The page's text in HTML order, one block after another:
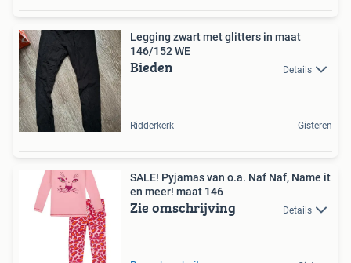
Legging zwart met glitters in maat
146/152 WE
Bieden Details
Ridderkerk Gisteren
SALE! Pyjamas van o.a. Naf Naf, Name it
en meer! maat 146
Zie omschrijving Details